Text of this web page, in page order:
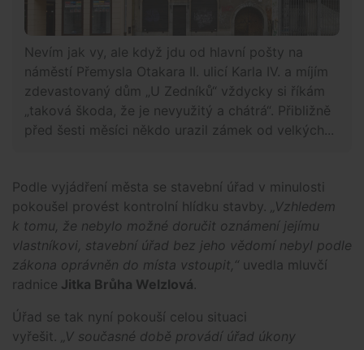
Nevím jak vy, ale když jdu od hlavní pošty na
náměstí Přemysla Otakara II. ulicí Karla IV. a míjím
zdevastovaný dům „U Zedníků“ vždycky si říkám
„taková škoda, že je nevyužitý a chátrá“. Přibližně
před šesti měsíci někdo urazil zámek od velkých...
Podle vyjádření města se stavební úřad v minulosti
pokoušel provést kontrolní hlídku stavby. „Vzhledem
k tomu, že nebylo možné doručit oznámení jejímu
vlastníkovi, stavební úřad bez jeho vědomí nebyl podle
zákona oprávněn do místa vstoupit,“ uvedla mluvčí
radnice Jitka Brůha Welzlová.
Úřad se tak nyní pokouší celou situaci
vyřešit.
„V současné době provádí úřad úkony